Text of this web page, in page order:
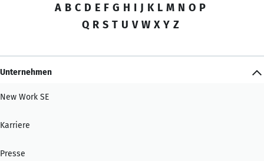
A B C D E F G H I J K L M N O P
Q R S T U V W X Y Z
Unternehmen
New Work SE
Karriere
Presse